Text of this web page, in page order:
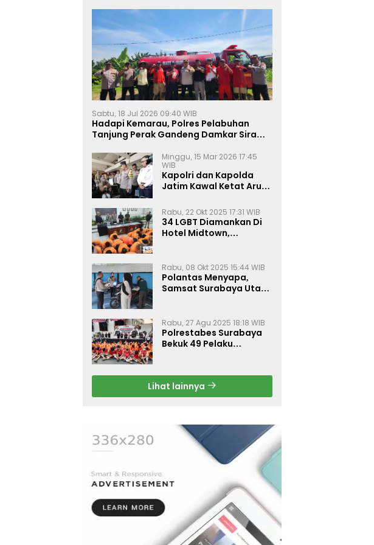
Sabtu, 18 Jul 2026 09:40 WIB
Hadapi Kemarau, Polres Pelabuhan
Tanjung Perak Gandeng Damkar Siram
Minggu, 15 Mar 2026 17:45
WIB
Kapolri dan Kapolda
Jatim Kawal Ketat Arus
Rabu, 22 Okt 2025 17:31 WIB
34 LGBT Diamankan Di
Hotel Midtown,
Rabu, 08 Okt 2025 15:44 WIB
Polantas Menyapa,
Samsat Surabaya Utara
Rabu, 27 Agu 2025 18:18 WIB
Polrestabes Surabaya
Bekuk 49 Pelaku
Gratis
Lihat lainnya